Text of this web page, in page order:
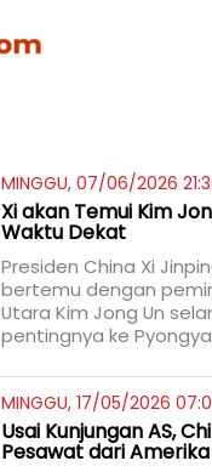
MINGGU, 07/06/2026
Xi akan Temui Kim
Waktu Dekat
Presiden China Xi
bertemu dengan
Utara Kim Jong Un
pentingnya ke
MINGGU, 17/05/2026
Usai Kunjungan AS,
Pesawat dari